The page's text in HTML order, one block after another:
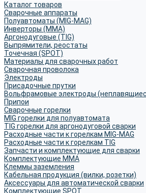
Каталог товаров
Сварочные аппараты
Полуавтоматы (MIG-MAG)
Инверторы (MMA)
Аргонодуговые (TIG)
Выпрямители, реостаты
Точечная (SPOT)
Материалы для сварочных работ
Сварочная проволока
Электроды
Присадочные прутки
Вольфрамовые электроды
Припои
Сварочные горелки
MIG горелки для полуавтомата
TIG горелки для аргонодуговой сварки
Расходные части к горелкам MIG-MAG
Расходные части к горелкам TIG
Запчасти и комплектующие для сварки
Комплектующие ММА
Клеммы заземления
Кабельная продукция (вилки, розетки)
Аксессуары для автоматической сварки
Комплектующие SPOT